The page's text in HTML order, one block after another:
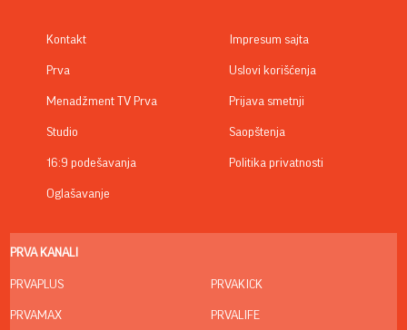
Kontakt
Prva
Menadžment TV Prva
Studio
16:9 podešavanja
Oglašavanje
Impresum sajta
Uslovi korišćenja
Prijava smetnji
Saopštenja
Politika privatnosti
PRVA KANALI
PRVAPLUS
PRVAMAX
PRVAKICK
PRVALIFE